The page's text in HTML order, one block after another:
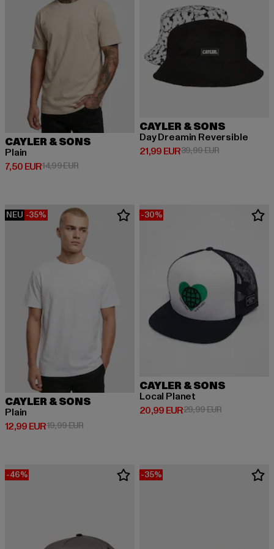
CAYLER & SONS
Plain
7,50 EUR
Derzeitiger Preis: 7,50 EUR
14,99 EURAktionspreis: 14,99 EUR
CAYLER & SONS
Day Dreamin Reversible
21,99 EUR
Derzeitiger Preis: 21,99 EUR
39,99 EURAktionspreis:
NEU -35%
CAYLER & SONS
Plain
12,99 EUR
Derzeitiger Preis: 12,99 EUR
19,99 EURAktionspreis: 19,99 EUR
-30%
CAYLER & SONS
Local Planet
20,99 EUR
Derzeitiger Preis: 20,99 EUR
29,99 EURAktionspreis:
-46% -35%